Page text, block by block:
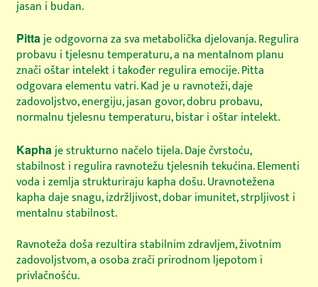
jasan i budan.
Pittaje odgovorna za sva metabolička djelovanja. Regulira
probavu i tjelesnu temperaturu, a na mentalnom planu
znači oštar intelekt i također regulira emocije. Pitta
odgovara elementu vatri. Kad je u ravnoteži, daje
zadovoljstvo, energiju, jasan govor, dobru probavu,
normalnu tjelesnu temperaturu, bistar i oštar intelekt.
Kaphaje strukturno načelo tijela. Daje čvrstoću,
stabilnost i regulira ravnotežu tjelesnih tekućina. Elementi
voda i zemlja strukturiraju kapha došu. Uravnotežena
kapha daje snagu, izdržljivost, dobar imunitet, strpljivost i
mentalnu stabilnost.
Ravnoteža doša rezultira stabilnim zdravljem, životnim
zadovoljstvom, a osoba zrači prirodnom ljepotom i
privlačnošću.